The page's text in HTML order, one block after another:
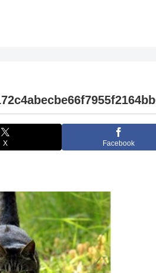
X Facebook